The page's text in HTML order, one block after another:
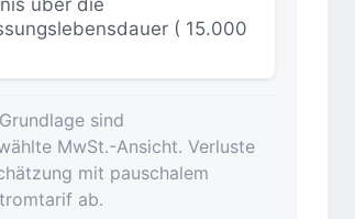
über die
( 15.000
sind
MwSt.-Ansicht. Verluste
mit pauschalem
ab.